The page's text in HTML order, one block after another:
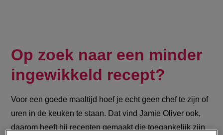
Op zoek naar een minder
ingewikkeld recept?
Voor een goede maaltijd hoef je echt geen chef te zijn of
uren in de keuken te staan. Dat vindJamie Oliver ook,
daarom heeft hij recepten gemaakt die toegankelijk zijn